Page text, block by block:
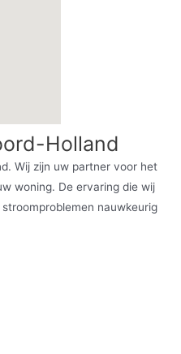
Holland
Wij zijn uw partner voor het
woning. De ervaring die wij
nauwkeurig